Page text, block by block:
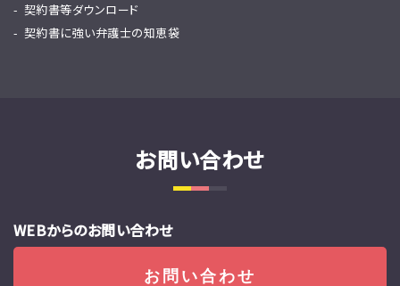
契約書等ダウンロード
契約書に強い弁護士の知恵袋
お問い合わせ
WEBからのお問い合わせ
お問い合わせ